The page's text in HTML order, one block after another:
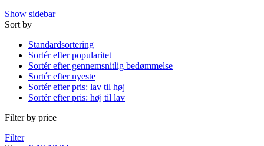
Show sidebar
Sort by
Standardsortering
Sortér efter popularitet
Sortér efter gennemsnitlig bedømmelse
Sortér efter nyeste
Sortér efter pris: lav til høj
Sortér efter pris: høj til lav
Filter by price
Filter